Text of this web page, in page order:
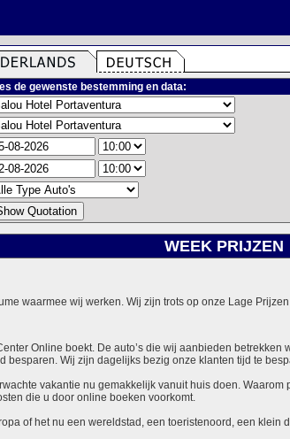
de gewenste bestemming en data:
WEEK PRIJZEN
waarmee wij werken. Wij zijn trots op onze Lage
Online boekt. De auto’s die wij aanbieden
besparen. Wij zijn dagelijks bezig onze klanten tijd te
vakantie nu gemakkelijk vanuit huis doen.
die u door online boeken voorkomt.
of het nu een wereldstad, een toeristenoord, een